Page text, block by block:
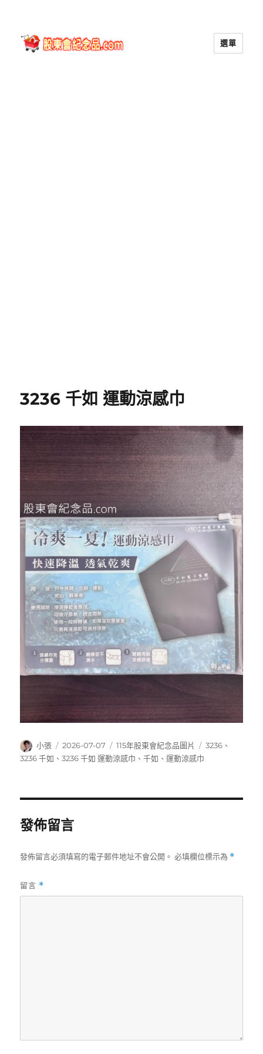
選單
3236 千如 運動涼感巾
作
者
小張
發
佈
2026-07-07
分
類
115年股東會紀念品圖片
標
3236 、
3236 千如 、3236 千如 運動涼感巾 、千如 、運動涼感巾
發佈留言
發佈留言必須填寫的電子郵件地址不會公開。 必填欄位標示為 *
留言 *